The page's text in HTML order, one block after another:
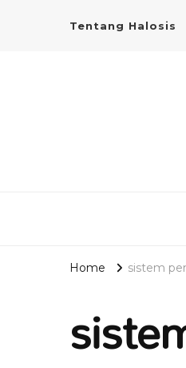
Tentang Halosis
Home sistem